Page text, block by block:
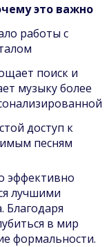
это важно
работы с
поиск и
музыку более
доступ к
песням
эффективно
лучшими
Благодаря
в мир
формальности.